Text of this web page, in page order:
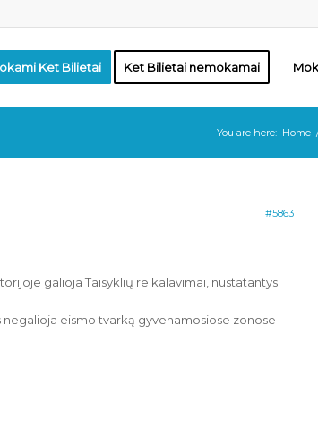
Ket Bilietai Ket Bilietai nemokamai
You are here: Home
#5863
galioja Taisyklių reikalavimai, nustatantys
negalioja eismo tvarką gyvenamosiose zonose